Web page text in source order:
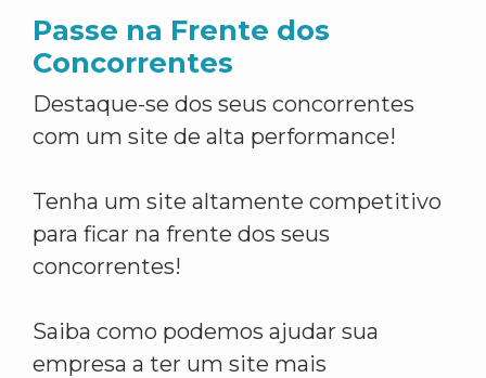
Passe na Frente dos
Concorrentes
Destaque-se dos seus concorrentes
com um site de alta performance!
Tenha um site altamente competitivo
para ficar na frente dos seus
concorrentes!
Saiba como podemos ajudar sua
empresa a ter um site mais